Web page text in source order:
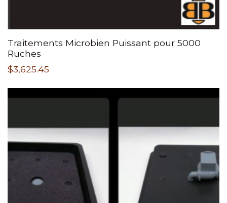
Traitements Microbien Puissant pour 5000
Ruches
$3,625.45